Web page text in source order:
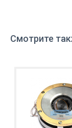
Смотрите